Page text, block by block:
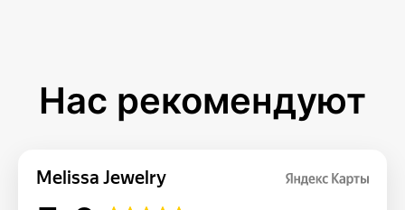
Нас рекомендуют